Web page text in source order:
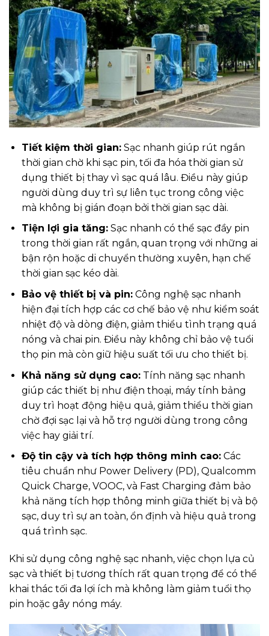
Tiết kiệm thời gian:Sạc nhanh giúp rút ngắn
thời gian chờ khi sạc pin, tối đa hóa thời gian sử
dụng thiết bị thay vì sạc quá lâu. Điều này giúp
người dùng duy trì sự liên tục trong công việc
mà không bị gián đoạn bởi thời gian sạc dài.
Tiện lợi gia tăng:Sạc nhanh có thể sạc đầy pin
trong thời gian rất ngắn, quan trọng với những ai
bận rộn hoặc di chuyển thường xuyên, hạn chế
thời gian sạc kéo dài.
Bảo vệ thiết bị và pin:Công nghệ sạc nhanh
hiện đại tích hợp các cơ chế bảo vệ như kiểm soát
nhiệt độ và dòng điện, giảm thiểu tình trạng quá
nóng và chai pin. Điều này không chỉ bảo vệ tuổi
thọ pin mà còn giữ hiệu suất tối ưu cho thiết bị.
Khả năng sử dụng cao:Tính năng sạc nhanh
giúp các thiết bị như điện thoại, máy tính bảng
duy trì hoạt động hiệu quả, giảm thiểu thời gian
chờ đợi sạc lại và hỗ trợ người dùng trong công
việc hay giải trí.
Độ tin cậy và tích hợp thông minh cao:Các
tiêu chuẩn như Power Delivery (PD), Qualcomm
Quick Charge, VOOC, và Fast Charging đảm bảo
khả năng tích hợp thông minh giữa thiết bị và bộ
sạc, duy trì sự an toàn, ổn định và hiệu quả trong
quá trình sạc.
Khi sử dụng công nghệ sạc nhanh, việc chọn lựa củ
sạc và thiết bị tương thích rất quan trọng để có thể
khai thác tối đa lợi ích mà không làm giảm tuổi thọ
pin hoặc gây nóng máy.